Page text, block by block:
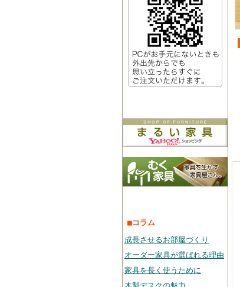
■コラム
成長させるお部屋づくり
オーダー家具が選ばれる理由
家具を長く使うために